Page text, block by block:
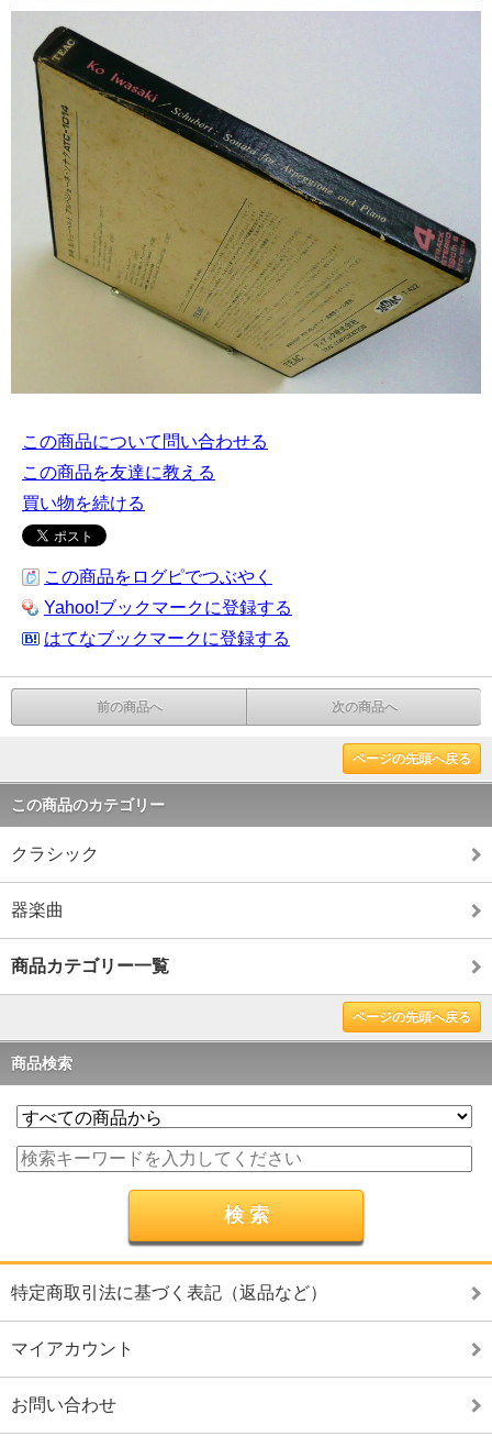
この商品について問い合わせる
この商品を友達に教える
買い物を続ける
この商品をログピでつぶやく
Yahoo!ブックマークに登録する
はてなブックマークに登録する
前の商品へ 次の商品へ
ページの先頭へ戻る
この商品のカテゴリー
クラシック
器楽曲
商品カテゴリー一覧
ページの先頭へ戻る
商品検索
特定商取引法に基づく表記（返品など）
マイアカウント
お問い合わせ